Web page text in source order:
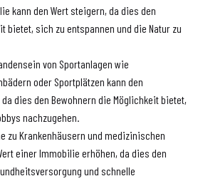
kann den Wert steigern, da dies den
bietet, sich zu entspannen und die Natur zu
von Sportanlagen wie
oder Sportplätzen kann den
dies den Bewohnern die Möglichkeit bietet,
nachzugehen.
zu Krankenhäusern und medizinischen
einer Immobilie erhöhen, da dies den
und schnelle